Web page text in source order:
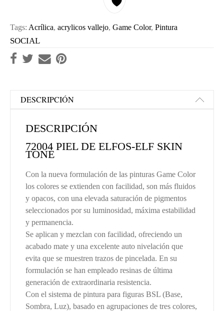
Tags: Acrílica, acrylicos vallejo, Game Color, Pintura
SOCIAL
DESCRIPCIÓN
DESCRIPCIÓN
72004 PIEL DE ELFOS-ELF SKIN
TONE
Con la nueva formulación de las pinturas Game Color
los colores se extienden con facilidad, son más fluidos
y opacos, con una elevada saturación de pigmentos
seleccionados por su luminosidad, máxima estabilidad
y permanencia.
Se aplican y mezclan con facilidad, ofreciendo un
acabado mate y una excelente auto nivelación que
evita que se muestren trazos de pincelada. En su
formulación se han empleado resinas de última
generación de extraordinaria resistencia.
Con el sistema de pintura para figuras BSL (Base,
Sombra, Luz), basado en agrupaciones de tres colores,